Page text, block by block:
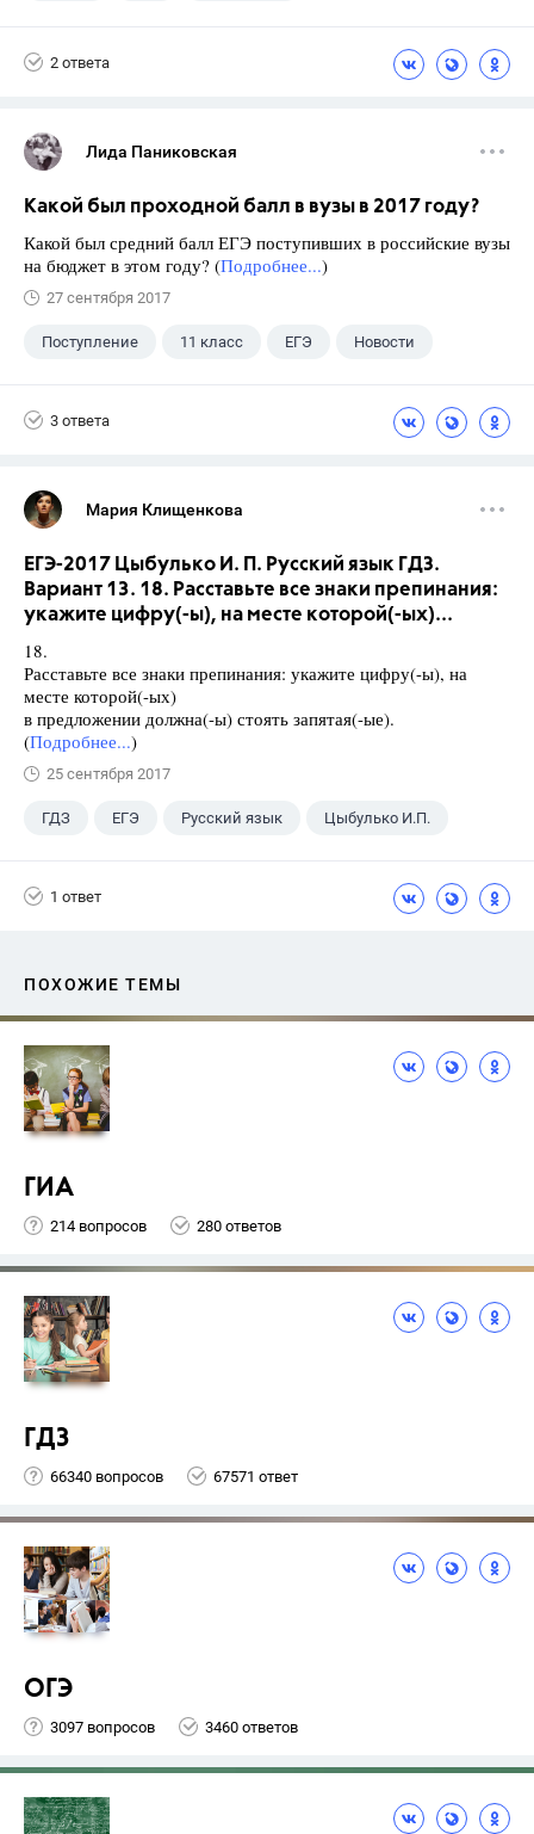
2 ответа
Лида Паниковская
Какой был проходной балл в вузы в 2017 году?
Какой был средний балл ЕГЭ поступивших в российские вузы
на бюджет в этом году? (Подробнее...)
27 сентября 2017
Поступление 11 класс ЕГЭ Новости
3 ответа
Мария Клищенкова
ЕГЭ-2017 Цыбулько И. П. Русский язык ГДЗ.
Вариант 13. 18. Расставьте все знаки препинания:
укажите цифру(-ы), на месте которой(-ых)...
18.
Расставьте все знаки препинания: укажите цифру(-ы), на
месте которой(-ых)
в предложении должна(-ы) стоять запятая(-ые).
(Подробнее...)
25 сентября 2017
ГДЗ ЕГЭ Русский язык Цыбулько И.П.
1 ответ
ПОХОЖИЕ ТЕМЫ
ГИА
214 вопросов 280 ответов
ГДЗ
66340 вопросов 67571 ответ
ОГЭ
3097 вопросов 3460 ответов